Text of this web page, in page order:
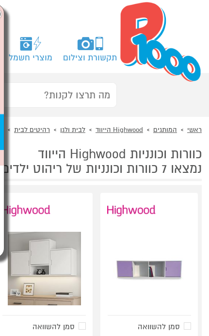
תקשורת וצילום מוצרי חשמל
ראשי המותגים Highwood הייווד לבית ולגן רהיטים לבית
כוורות וכונניות Highwood הייווד
נמצאו 7 כוורות וכונניות של ריהוט ילדים
סמן להשוואה סמן להשוואה